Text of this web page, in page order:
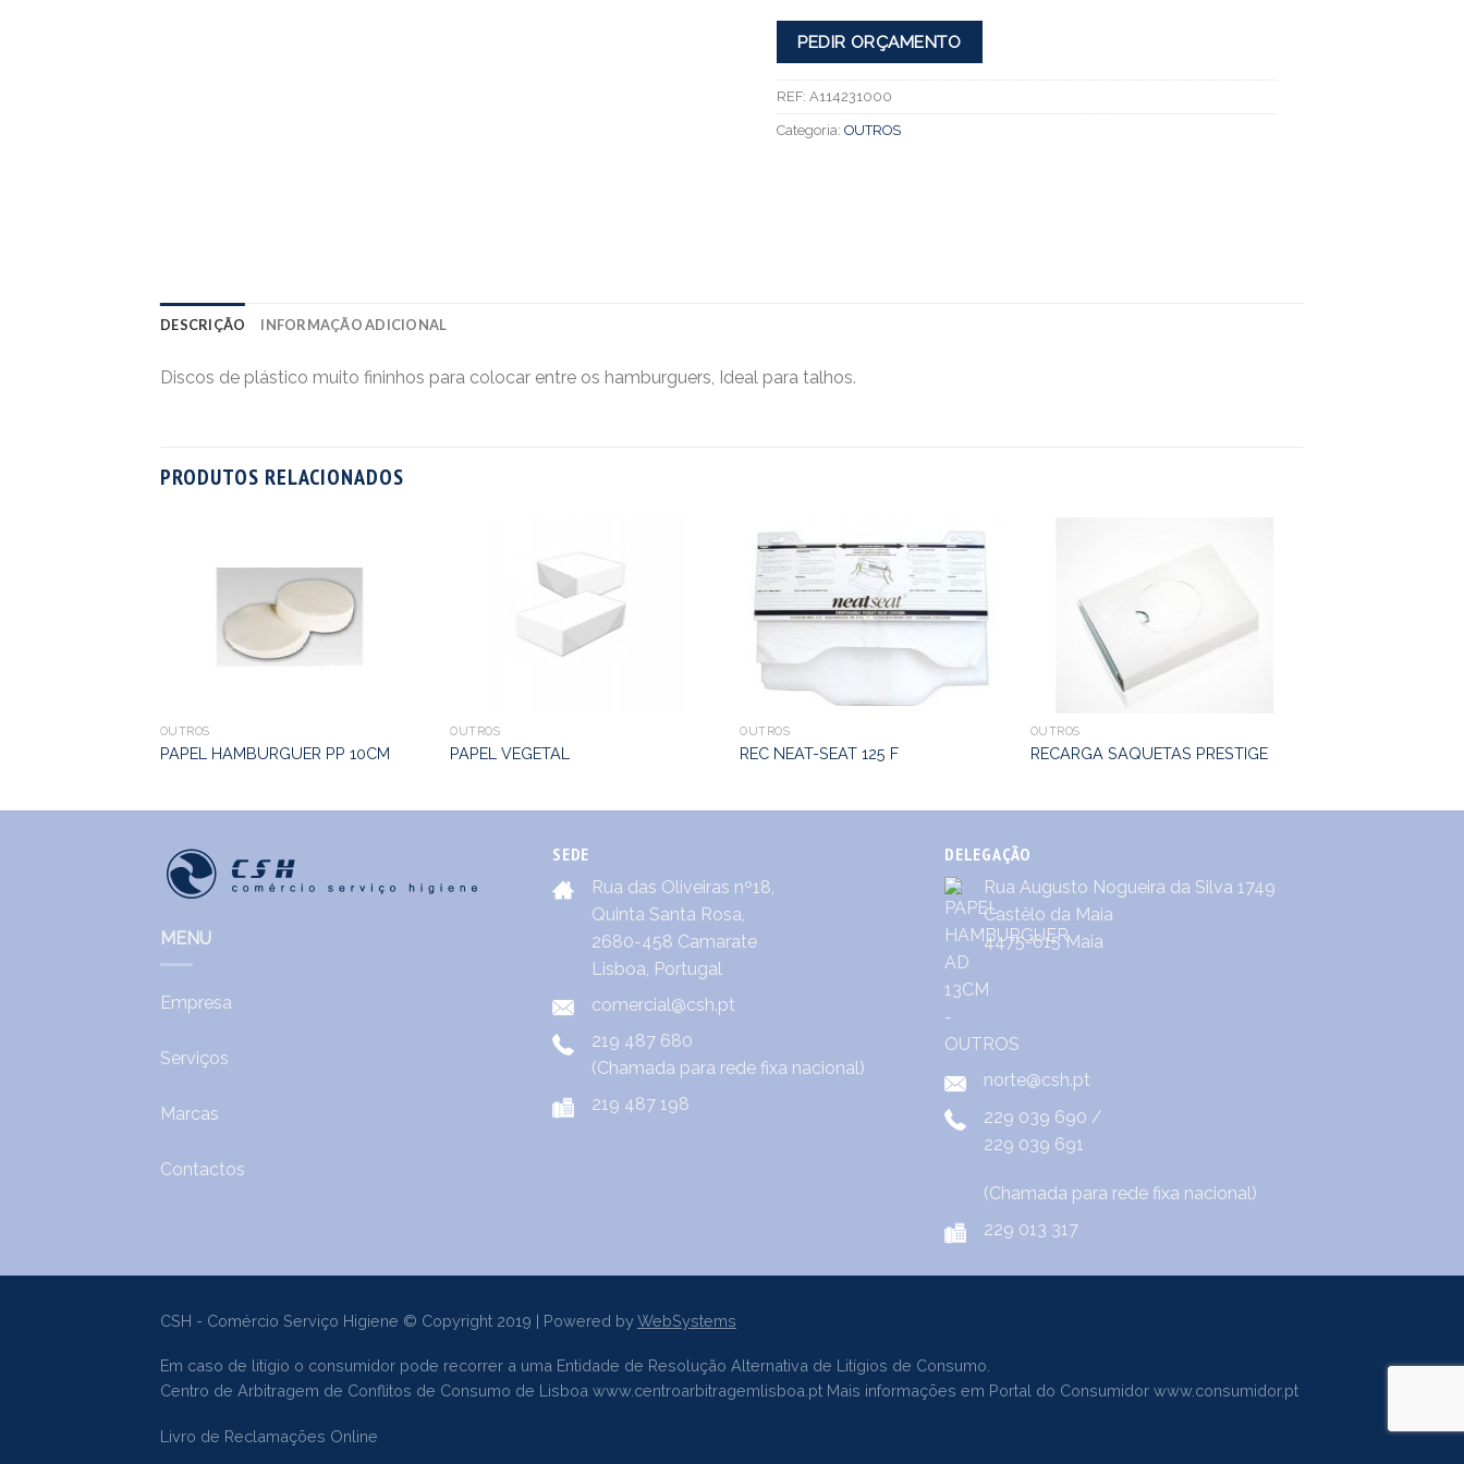
PEDIR ORÇAMENTO
REF: A114231000
Categoria: OUTROS
DESCRIÇÃO INFORMAÇÃO ADICIONAL
Discos de plástico muito fininhos para colocar entre os hamburguers, Ideal para talhos.
PRODUTOS RELACIONADOS
OUTROS
PAPEL HAMBURGUER PP 10CM
OUTROS
PAPEL VEGETAL
OUTROS
REC NEAT-SEAT 125 F
OUTROS
RECARGA SAQUETAS PRESTIGE
MENU
Empresa
Serviços
Marcas
Contactos
SEDE
Rua das Oliveiras nº18,
Quinta Santa Rosa,
2680-458 Camarate
Lisboa, Portugal
comercial@csh.pt
219 487 680
(Chamada para rede fixa nacional)
219 487 198
DELEGAÇÃO
Rua Augusto Nogueira da Silva 1749
Castêlo da Maia
4475-615 Maia
norte@csh.pt
229 039 690 /
229 039 691
(Chamada para rede fixa nacional)
229 013 317
CSH - Comércio Serviço Higiene © Copyright 2019 | Powered byWebSystems
Em caso de litígio o consumidor pode recorrer a uma Entidade de Resolução Alternativa de Litígios de Consumo.
Centro de Arbitragem de Conflitos de Consumo de Lisboa www.centroarbitragemlisboa.pt Mais informações em Portal do Consumidor www.consumidor.pt
Livro de Reclamações Online